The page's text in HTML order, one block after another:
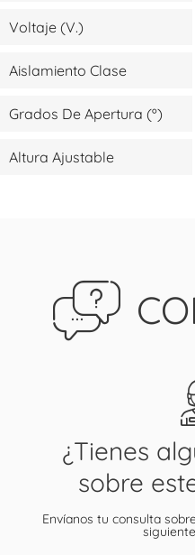
Voltaje (V.)
Aislamiento Clase
Grados De Apertura (º)
Altura Ajustable
¿Tienes
sobre
Envíanos tu consulta